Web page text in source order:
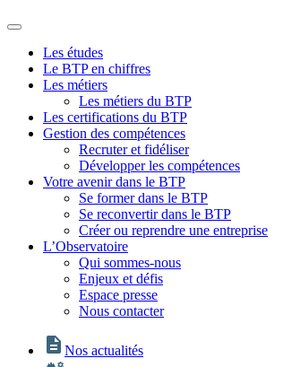
Les études
Le BTP en chiffres
Les métiers
Les métiers du BTP
Les certifications du BTP
Gestion des compétences
Recruter et fidéliser
Développer les compétences
Votre avenir dans le BTP
Se former dans le BTP
Se reconvertir dans le BTP
Créer ou reprendre une entreprise
L’Observatoire
Qui sommes-nous
Enjeux et défis
Espace presse
Nous contacter
Nos actualités